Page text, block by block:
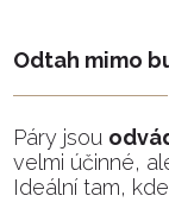
Odtah mimo
Páry jsou
velmi účinné,
Ideální tam,